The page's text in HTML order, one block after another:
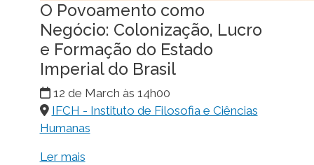
O Povoamento como
Negócio: Colonização, Lucro
e Formação do Estado
Imperial do Brasil
12 de March às 14h00
IFCH - Instituto de Filosofia e Ciências
Humanas
Ler mais